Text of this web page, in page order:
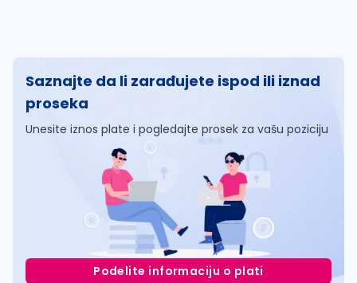
Saznajte da li zarađujete ispod ili iznad
proseka
Unesite iznos plate i pogledajte prosek za vašu poziciju
Podelite informaciju o plati